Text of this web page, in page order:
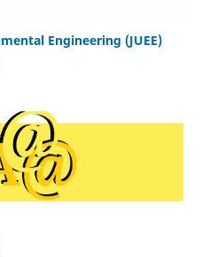
Engineering (JUEE)